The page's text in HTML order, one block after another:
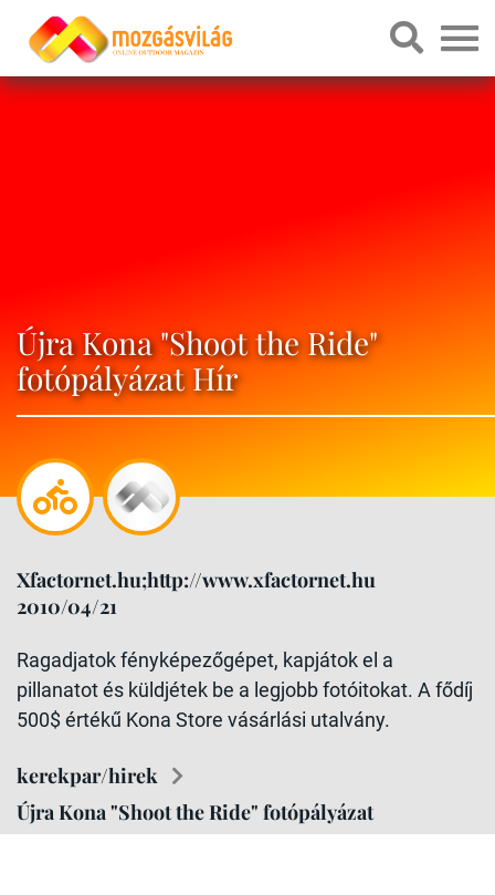
Újra Kona "Shoot the Ride"
fotópályázat Hír
Xfactornet.hu;http://www.xfactornet.hu
2010/04/21
Ragadjatok fényképezőgépet, kapjátok el a
pillanatot és küldjétek be a legjobb fotóitokat. A fődíj
500$ értékű Kona Store vásárlási utalvány.
kerekpar/hirek
Újra Kona "Shoot the Ride" fotópályázat